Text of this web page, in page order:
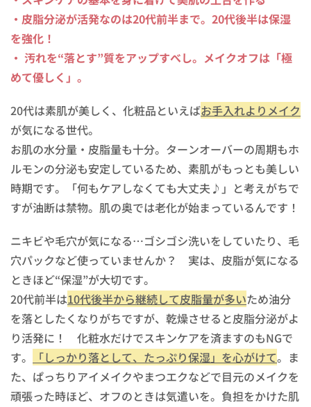
・皮脂分泌が活発なのは20代前半まで。20代後半は保湿
を強化！
・ 汚れを“落とす”質をアップすべし。メイクオフは「極
めて優しく」。
20代は素肌が美しく、化粧品といえばお手入れよりメイク
が気になる世代。
お肌の水分量・皮脂量も十分。ターンオーバーの周期もホ
ルモンの分泌も安定しているため、素肌がもっとも美しい
時期です。「何もケアしなくても大丈夫♪」と考えがちで
すが油断は禁物。肌の奥では老化が始まっているんです！
ニキビや毛穴が気になる…ゴシゴシ洗いをしていたり、毛
穴パックなど使っていませんか？ 実は、皮脂が気になる
ときほど“保湿”が大切です。
20代前半は10代後半から継続して皮脂量が多いため油分
を落としたくなりがちですが、乾燥させると皮脂分泌がよ
り活発に！ 化粧水だけでスキンケアを済ますのもNGで
す。
「しっかり落として、たっぷり保湿」を心がけて。ま
た、ぱっちりアイメイクやまつエクなどで目元のメイクを
頑張った時ほど、オフのときは気遣いを。負担をかけた肌